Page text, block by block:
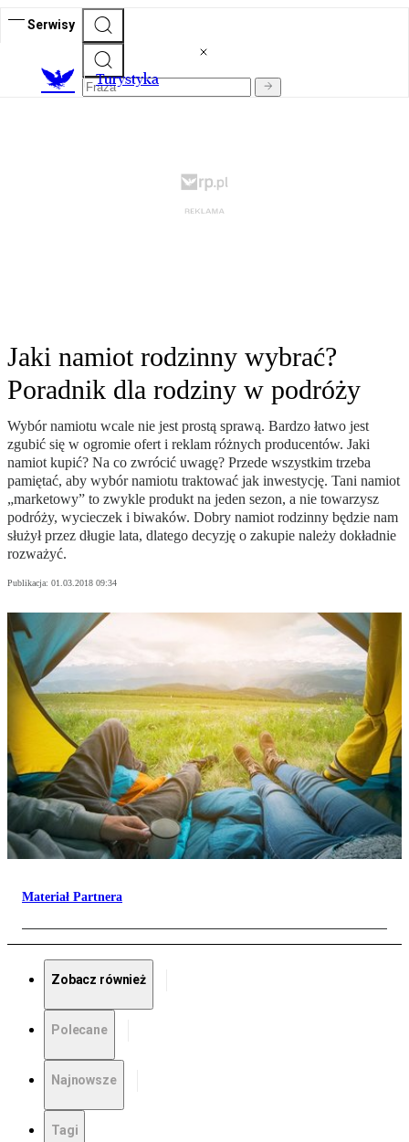
Serwisy
Turystyka
Jaki namiot rodzinny wybrać?
Poradnik dla rodziny w podróży
Wybór namiotu wcale nie jest prostą sprawą. Bardzo łatwo jest
zgubić się w ogromie ofert i reklam różnych producentów. Jaki
namiot kupić? Na co zwrócić uwagę? Przede wszystkim trzeba
pamiętać, aby wybór namiotu traktować jak inwestycję. Tani namiot
„marketowy” to zwykle produkt na jeden sezon, a nie towarzysz
podróży, wycieczek i biwaków. Dobry namiot rodzinny będzie nam
służył przez długie lata, dlatego decyzję o zakupie należy dokładnie
rozważyć.
Publikacja: 01.03.2018 09:34
Materiał Partnera
Zobacz również
Polecane
Najnowsze
Tagi